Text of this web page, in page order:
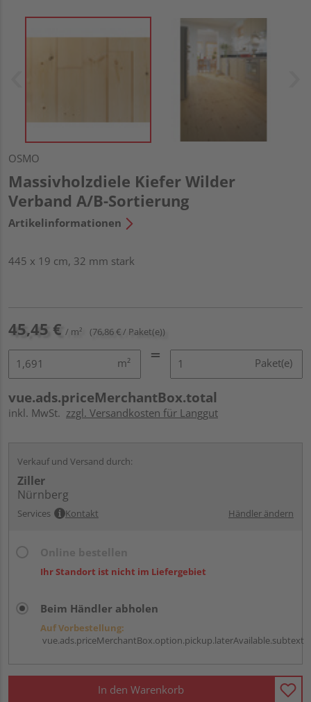
OSMO
Massivholzdiele Kiefer Wilder
Verband A/B-Sortierung
Artikelinformationen
445 x 19 cm, 32 mm stark
45,45 € / m² (76,86 € / Paket(e))
m² Paket(e)
vue.ads.priceMerchantBox.total
inkl. MwSt. zzgl. Versandkosten für Langgut
Verkauf und Versand durch:
Ziller
Nürnberg
Services Kontakt Händler ändern
Ihr Standort ist nicht im Liefergebiet
Beim Händler abholen
Auf Vorbestellung:
vue.ads.priceMerchantBox.option.pickup.laterAvailable.subtext
In den Warenkorb